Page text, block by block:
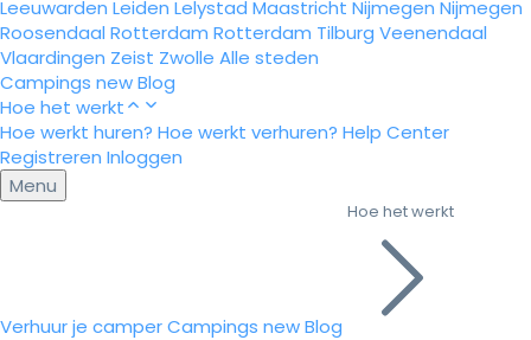
Leeuwarden Leiden Lelystad Maastricht Nijmegen Nijmegen
Roosendaal Rotterdam Rotterdam Tilburg Veenendaal
Vlaardingen Zeist Zwolle Alle steden
Campings newBlog
Hoe het werkt
Hoe werkt huren? Hoe werkt verhuren? Help Center
Registreren Inloggen
Menu
Verhuur je camperCampings newBlog
Hoe het werkt